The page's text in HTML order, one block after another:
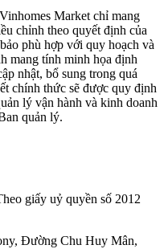
Market chỉ mang
chỉnh theo quyết định của
phù hợp với quy hoạch và
mang tính minh họa định
nhật, bổ sung trong quá
chính thức sẽ được quy định
lý vận hành và kinh doanh
quản lý.
giấy uỷ quyền số 2012
Đường Chu Huy Mân,